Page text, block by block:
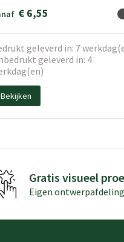
€ 6,55
geleverd in: 7
geleverd in: 4
Bekijken
Gratis visueel
Eigen ontwerpafdeling